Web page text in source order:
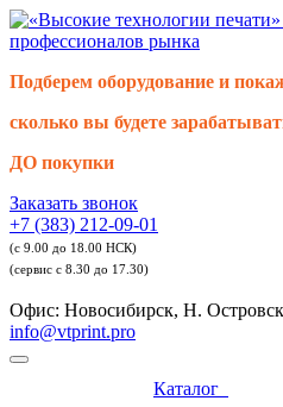
Подберем оборудование и
сколько вы будете
ДО покупки
Заказать звонок
+7 (383) 212-09-01
(с 9.00 до 18.00 НСК)
(сервис с 8.30 до 17.30)
Офис: Новосибирск, Н.
info@vtprint.pro
Каталог